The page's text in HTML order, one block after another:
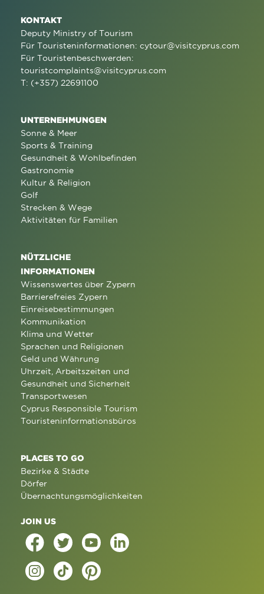
KONTAKT
Deputy Ministry of Tourism
Für Touristeninformationen: cytour@visitcyprus.com
Für Touristenbeschwerden:
touristcomplaints@visitcyprus.com
T: (+357) 22691100
UNTERNEHMUNGEN
Sonne & Meer
Sports & Training
Gesundheit & Wohlbefinden
Gastronomie
Kultur & Religion
Golf
Strecken & Wege
Aktivitäten für Familien
NÜTZLICHE
INFORMATIONEN
Wissenswertes über Zypern
Barrierefreies Zypern
Einreisebestimmungen
Kommunikation
Klima und Wetter
Sprachen und Religionen
Geld und Währung
Uhrzeit, Arbeitszeiten und
Gesundheit und Sicherheit
Transportwesen
Cyprus Responsible Tourism
Touristeninformationsbüros
PLACES TO GO
Bezirke & Städte
Dörfer
Übernachtungsmöglichkeiten
JOIN US